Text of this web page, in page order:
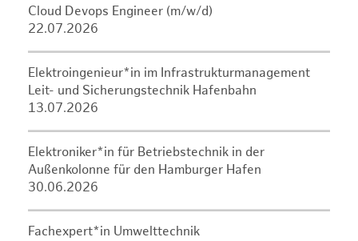
Cloud Devops Engineer (m/w/d)
22.07.2026
Elektroingenieur*in im Infrastrukturmanagement
Leit- und Sicherungstechnik Hafenbahn
13.07.2026
Elektroniker*in für Betriebstechnik in der
Außenkolonne für den Hamburger Hafen
30.06.2026
Fachexpert*in Umwelttechnik